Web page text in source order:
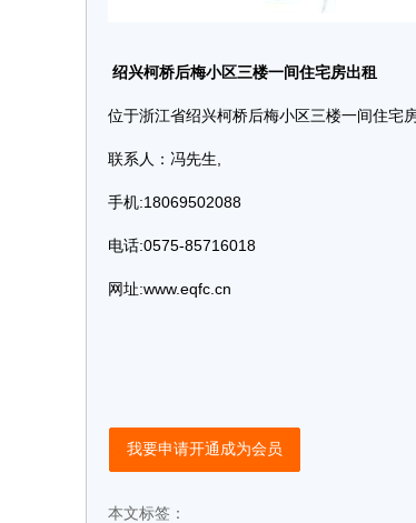
绍兴柯桥后梅小区三楼一间住宅房出租
位于浙江省绍兴柯桥后梅小区三楼一间住
联系人：冯先生,
手机:18069502088
电话:0575-85716018
网址:www.eqfc.cn
我要申请开通成为会员
本文标签：